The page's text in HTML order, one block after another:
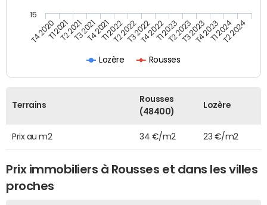
Lozère Rousses
T4 2020T1 2021T2 2021T3 2021T4 2021T1 2022T2 2022T3 2022T4 2022T1 2023T2 2023T3 2023T4 2023T1 2024T2 2024
15
Terrains
Rousses
(48400)
Lozère
Prix au m2 34 €/m2 23 €/m2
Prix immobiliers à Rousses et dans les villes
proches